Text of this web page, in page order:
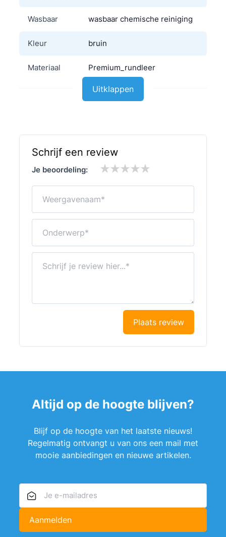
Wasbaar wasbaar chemische reiniging
Kleur bruin
Materiaal Premium_rundleer
Uitklappen
Schrijf een review
Je beoordeling:
Plaats review
Altijd op de hoogte blijven?
Blijf op de hoogte van het laatste nieuws!
Regelmatig ontvangt u van ons een mail met
mooie aanbiedingen en nieuwe artikelen.
Aanmelden